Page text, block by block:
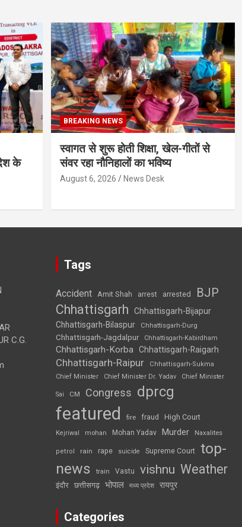
के
BREAKING NEWS
स्वागत से शुरू होती शिक्षा, खेल-गीतों से
संवर रहा नौनिहालों का भविष्य
August 6, 2026 News Desk
C.G.
Tags
Accident Amit Shah arrest arrested BJP
Chhattisgarh
Chhattisgarh-Bijapur
Chhattisgarh-Bilaspur
Chhattisgarh-Durg
Chhattisgarh-Jagdalpur Chhattisgarh-Kabirdham
Chhattisgarh-Korba Chhattisgarh-Raigarh
Chhattisgarh-Raipur
Chhattisgarh-Sukma
Chief Minister
Chief Minister Dr. Yadav Chief Minister
Sai CM Congress dprcg
featured fire fraud High Court
Kejriwal mohan Mohan Yadav Murder Naxalites
petrol rain rape suicide Supreme Court top-
news
train Vastu vishnu Weather
इंदौर छत्तीसगढ़ भोपाल मध्य प्रदेश रायपुर
Categories